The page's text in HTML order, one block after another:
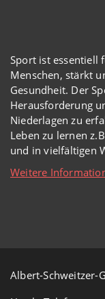
Sport ist essentiell
Menschen, stärkt
Gesundheit. Der
Herausforderung
Niederlagen zu
Leben zu lernen
und in vielfältigen
Weitere
Albert-Schweitzer-